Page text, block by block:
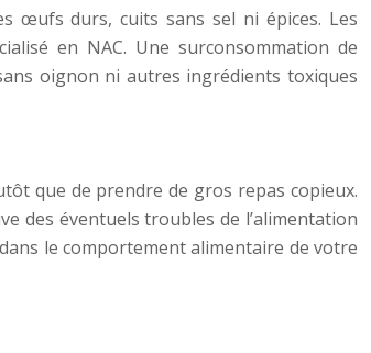
œufs durs, cuits sans sel ni épices. Les
en NAC. Une surconsommation de
oignon ni autres ingrédients toxiques
que de prendre de gros repas copieux.
des éventuels troubles de l’alimentation
le comportement alimentaire de votre